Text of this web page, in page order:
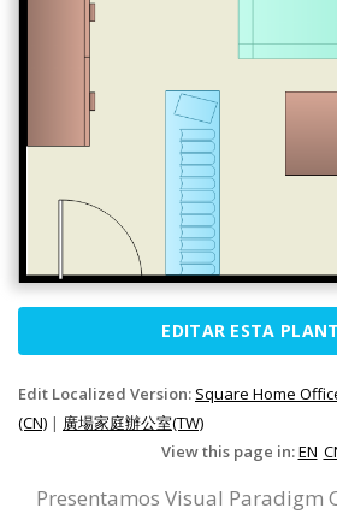
EDITAR ESTA
Edit Localized Version: Square Home
(CN) | 廣場家庭辦公室(TW)
View this page in:EN
Presentamos Visual Paradigm